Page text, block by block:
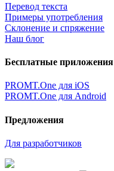
Перевод текста
Примеры употребления
Склонение и спряжение
Наш блог
Бесплатные приложения
PROMT.One для iOS
PROMT.One для Android
Предложения
Для разработчиков